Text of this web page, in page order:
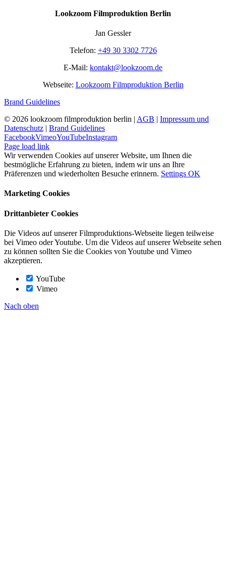
Lookzoom Filmproduktion Berlin
Jan Gessler
Telefon: +49 30 3302 7726
E-Mail: kontakt@lookzoom.de
Webseite: Lookzoom Filmproduktion Berlin
Brand Guidelines
© 2026 lookzoom filmproduktion berlin | AGB | Impressum und
Datenschutz | Brand Guidelines
FacebookVimeoYouTubeInstagram
Page load link
Wir verwenden Cookies auf unserer Website, um Ihnen die
bestmögliche Erfahrung zu bieten, indem wir uns an Ihre
Präferenzen und wiederholten Besuche erinnern. Settings OK
Marketing Cookies
Drittanbieter Cookies
Die Videos auf unserer Filmproduktions-Webseite liegen teilweise
bei Vimeo oder Youtube. Um die Videos auf unserer Webseite sehen
zu können sollten Sie die Cookies von Youtube und Vimeo
akzeptieren.
YouTube
Vimeo
Nach oben